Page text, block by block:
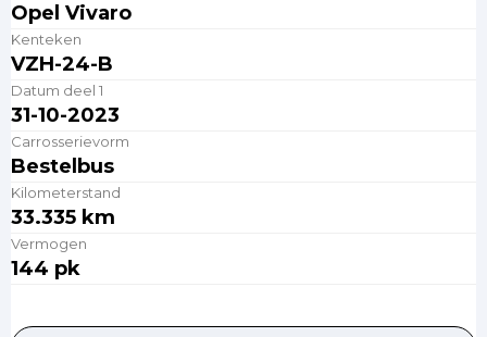
Opel Vivaro
Kenteken
VZH-24-B
Datum deel 1
31-10-2023
Carrosserievorm
Bestelbus
Kilometerstand
33.335 km
Vermogen
144 pk